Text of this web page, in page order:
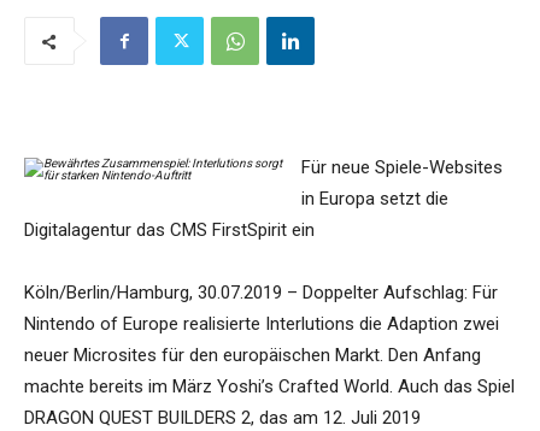
Für neue Spiele-Websites
in Europa setzt die
Digitalagentur das CMS FirstSpirit ein
Köln/Berlin/Hamburg, 30.07.2019 – Doppelter Aufschlag: Für
Nintendo of Europe realisierte Interlutions die Adaption zwei
neuer Microsites für den europäischen Markt. Den Anfang
machte bereits im März Yoshi’s Crafted World. Auch das Spiel
DRAGON QUEST BUILDERS 2, das am 12. Juli 2019